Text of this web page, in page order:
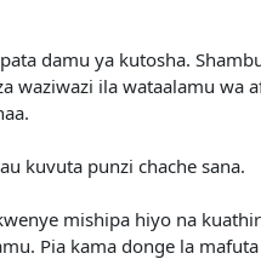
damu ya kutosha.
waziwazi ila wataalamu wa
kuvuta punzi chache sana.
mishipa hiyo na
Pia kama donge la